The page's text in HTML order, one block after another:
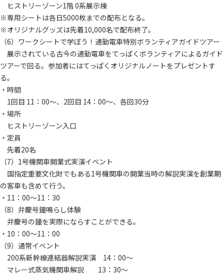
ヒストリーゾーン1階 0系展示棟
※専用シートは各日5000枚までの配布となる。
※オリジナルグッズは先着10,000名で配布終了。
（6）ワークシートで学ぼう！通勤電車特別ボランティアガイドツアー
展示されている古今の通勤電車をてっぱくボランティアによるガイド
ツアーで回る。参加者にはてっぱくオリジナルノートをプレゼントす
る。
・時間
1回目 11：00～、2回目 14：00～、各回30分
・場所
ヒストリーゾーン入口
・定員
先着20名
（7）1号機関車開業式実演イベント
国指定重要文化財でもある1号機関車の開業当時の解説実演を創業期
の客車も含めて行う。
・11：00～11：30
（8）弁慶号鐘鳴らし体験
弁慶号の鐘を実際にならすことができる。
・10：00～11：00
（9）通常イベント
200系新幹線連結器解説実演 14：00～
マレー式蒸気機関車解説 13：30～